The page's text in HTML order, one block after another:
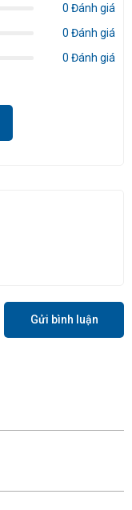
0 Đánh giá
0 Đánh giá
0 Đánh giá
Gửi bình luận